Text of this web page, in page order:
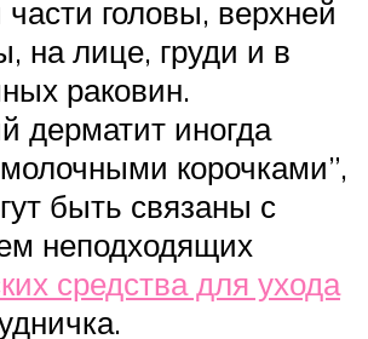
головы, верхней
на лице, груди и в
раковин.
дерматит иногда
корочками”,
быть связаны с
неподходящих
средства для ухода